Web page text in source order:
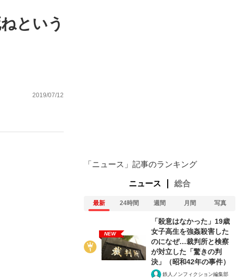
るのが悲しい」『北の国から』倉本聰氏（91...
という
2019/07/12
「ニュース」記事のランキング
ニュース 総合
最新 24時間 週間 月間 写真
NEW
「殺意はなかった」19歳
女子高生を強姦殺害した
のになぜ…裁判所と検察
が対立した「驚きの判
決」（昭和42年の事件）
鉄人ノンフィクション編集部